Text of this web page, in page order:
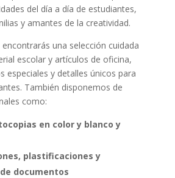
del día a día de estudiantes,
y amantes de la creatividad.
una selección cuidada
escolar y artículos de oficina,
especiales y detalles únicos para
También disponemos de
como:
en color y blanco y
plastificaciones y
documentos